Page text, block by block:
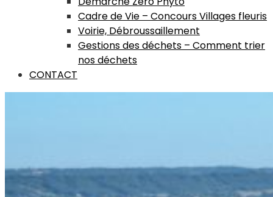
Cadre de Vie – Concours Villages fleuris
Voirie, Débroussaillement
Gestions des déchets – Comment trier
nos déchets
CONTACT